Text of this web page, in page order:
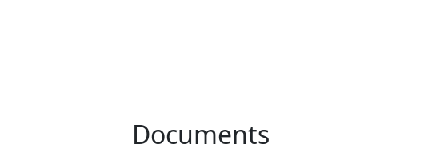
Documents